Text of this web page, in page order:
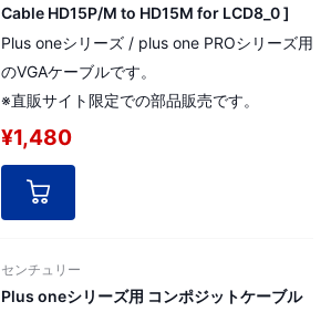
Cable HD15P/M to HD15M for LCD8_0 ]
Plus oneシリーズ / plus one PROシリーズ用
のVGAケーブルです。
※直販サイト限定での部品販売です。
¥1,480
センチュリー
Plus oneシリーズ用 コンポジットケーブル